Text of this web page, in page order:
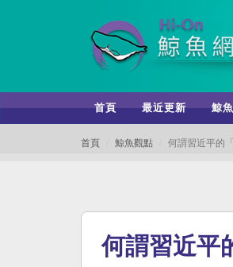
首頁 最近更新 鯨
首頁 鯨魚觀點 何謂習近平的
何謂習近平